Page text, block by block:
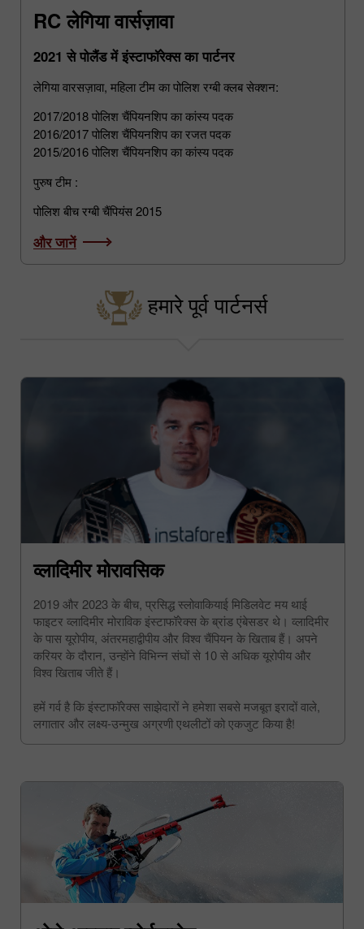
RC लेगिया वार्सज़ावा
2021 से पोलैंड में इंस्टाफॉरेक्स का पार्टनर
लेगिया वारसज़ावा, महिला टीम का पोलिश रग्बी क्लब सेक्शन:
2017/2018 पोलिश चैंपियनशिप का कांस्य पदक
2016/2017 पोलिश चैंपियनशिप का रजत पदक
2015/2016 पोलिश चैंपियनशिप का कांस्य पदक
पुरुष टीम :
पोलिश बीच रग्बी चैंपियंस 2015
और जानें
हमारे पूर्व पार्टनर्स
व्लादिमीर मोरावसिक
2019 और 2023 के बीच, प्रसिद्ध स्लोवाकियाई मिडिलवेट मय थाई
फाइटर व्लादिमीर मोराविक इंस्टाफॉरेक्स के ब्रांड एंबेसडर थे। व्लादिमीर
के पास यूरोपीय, अंतरमहाद्वीपीय और विश्व चैंपियन के खिताब हैं। अपने
करियर के दौरान, उन्होंने विभिन्न संघों से 10 से अधिक यूरोपीय और
विश्व खिताब जीते हैं।
हमें गर्व है कि इंस्टाफॉरेक्स साझेदारों ने हमेशा सबसे मजबूत इरादों वाले,
लगातार और लक्ष्य-उन्मुख अग्रणी एथलीटों को एकजुट किया है!